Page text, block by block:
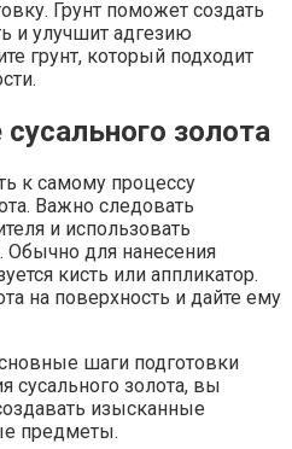
Грунт поможет создать
и улучшит адгезию
грунт, который подходит
золота
к самому процессу
Важно следовать
и использовать
для нанесения
кисть или аппликатор.
на поверхность и дайте ему
шаги подготовки
сусального золота, вы
изысканные
предметы.